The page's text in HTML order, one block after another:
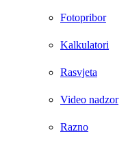
Fotopribor
Kalkulatori
Rasvjeta
Video nadzor
Razno